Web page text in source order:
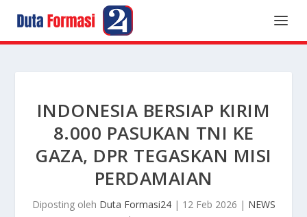
INDONESIA BERSIAP KIRIM
8.000 PASUKAN TNI KE
GAZA, DPR TEGASKAN MISI
PERDAMAIAN
Diposting oleh Duta Formasi24| 12 Feb 2026 | NEWS